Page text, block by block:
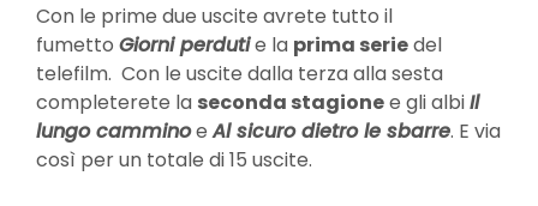
Con le prime due uscite avrete tutto il
fumetto Giorni perdutie la prima seriedel
telefilm. Con le uscite dalla terza alla sesta
completerete la seconda stagionee gli albiIl
lungo camminoeAl sicuro dietro le sbarre. E via
così per un totale di 15 uscite.